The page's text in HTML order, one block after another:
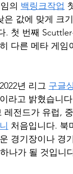
의 백링크작업
은 값에 맞게 크
. 첫 번째
다른 메타 게
년 리그 구글
라고 밝혔습니
레전드가 유럽,
처음입니다. 북
경기장이나 경
나가 될 것입니